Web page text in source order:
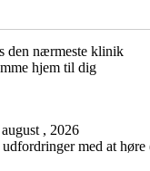
den nærmeste klinik
hjem til dig
, 2026
med at